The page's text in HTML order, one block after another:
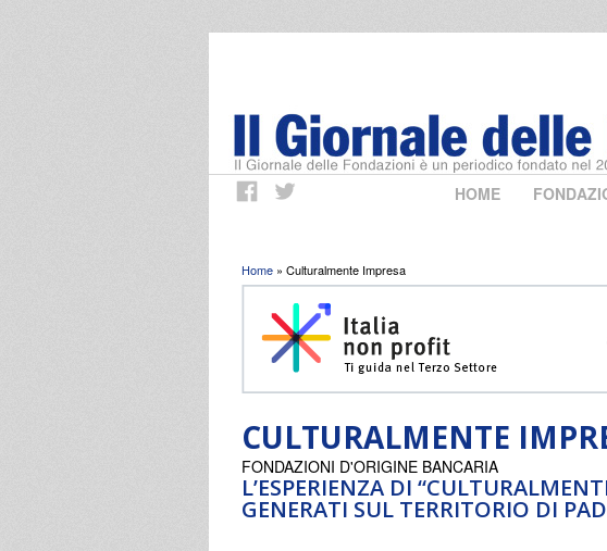
HOME
Tu sei qui
Home » Culturalmente Impresa
CULTURALMENTE
L’ESPERIENZA DI
GENERATI SUL TERRITORIO DI
FONDAZIONI D'ORIGINE BANCARIA